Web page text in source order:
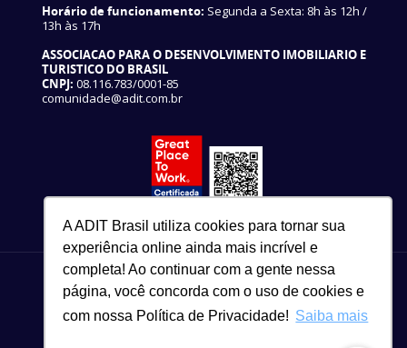
A ADIT Brasil utiliza cookies para tornar sua
experiência online ainda mais incrível e
completa! Ao continuar com a gente nessa
página, você concorda com o uso de cookies e
com nossa Política de Privacidade! Saiba mais
Horário de funcionamento: Segunda a Sexta: 8h às 12h /
13h às 17h
ASSOCIACAO PARA O DESENVOLVIMENTO IMOBILIARIO E
TURISTICO DO BRASIL
CNPJ: 08.116.783/0001-85
comunidade@adit.com.br